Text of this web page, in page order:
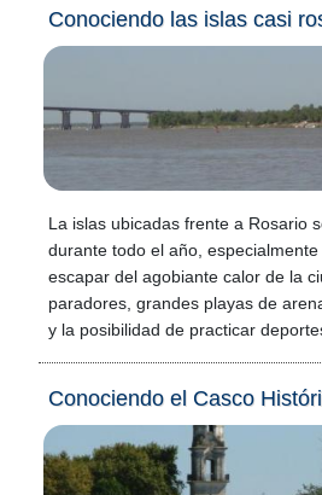
Conociendo las islas casi
La islas ubicadas frente a Rosario
durante todo el año,
escapar del agobiante calor de la
paradores, grandes playas de
y la posibilidad de practicar
Conociendo el Casco